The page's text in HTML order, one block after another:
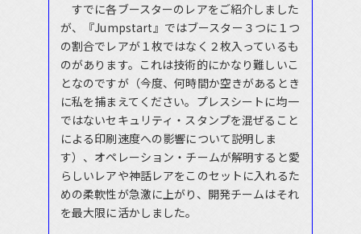
すでに各ブースターのレアをご紹介しました
が、『Jumpstart』ではブースター３つに１つ
の割合でレアが１枚ではなく２枚入っているも
のがあります。これは技術的にかなり難しいこ
となのですが（今度、何時間か空きがあるとき
に私を捕まえてください。プレスシートに均一
ではないセキュリティ・スタンプを混ぜること
による印刷速度への影響について説明しま
す）、オペレーション・チームが解明すると愛
らしいレアや神話レアをこのセットに入れるた
めの柔軟性が急激に上がり、開発チームはそれ
を最大限に活かしました。